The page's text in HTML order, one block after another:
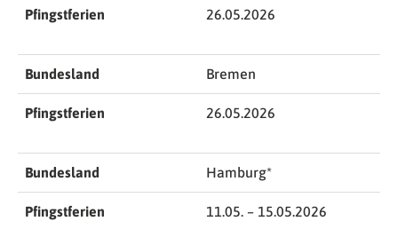
Pfingstferien 26.05.2026
Bundesland Bremen
Pfingstferien 26.05.2026
Bundesland Hamburg*
Pfingstferien 11.05. – 15.05.2026